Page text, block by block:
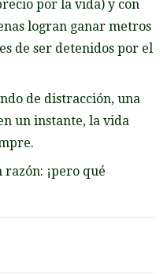
por la vida) y con
logran ganar metros
de ser detenidos por el
de distracción, una
un instante, la vida
razón: ¡pero qué